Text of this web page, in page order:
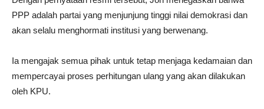
PPP adalah partai yang menjunjung tinggi nilai demokrasi dan
akan selalu menghormati institusi yang berwenang.
Ia mengajak semua pihak untuk tetap menjaga kedamaian dan
mempercayai proses perhitungan ulang yang akan dilakukan
oleh KPU.